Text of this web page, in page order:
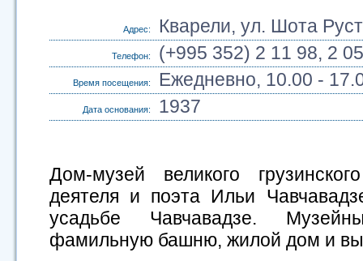
Адрес: Кварели, ул. Шота
Телефон: (+995 352) 2 11 98, 2
Время посещения: Ежедневно, 10.00 -
Дата основания: 1937
Дом-музей великого
деятеля и поэта Ильи
усадьбе Чавчавадзе.
фамильную башню, жилой дом и